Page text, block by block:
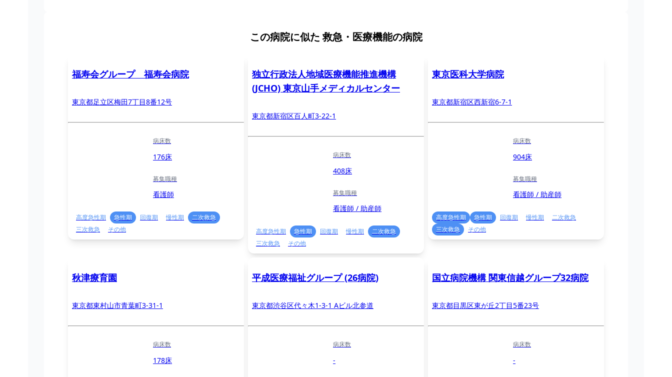
この病院に似た 救急・医療機能の病院
福寿会グループ 福寿会病院
東京都足立区梅田7丁目8番12号
病床数
176床
募集職種
看護師
高度急性期 急性期 回復期 慢性期
二次救急
三次救急
その他
独立行政法人地域医療機能推進機構
(JCHO) 東京山手メディカルセンター
東京都新宿区百人町3-22-1
病床数
408床
募集職種
看護師 / 助産師
高度急性期 急性期 回復期 慢性期
二次救急
三次救急
その他
東京医科大学病院
東京都新宿区西新宿6-7-1
病床数
904床
募集職種
看護師 / 助産師
高度急性期 急性期 回復期 慢性期
二次救急
三次救急
その他
秋津療育園
東京都東村山市青葉町3-31-1
病床数
178床
平成医療福祉グループ (26病院)
東京都渋谷区代々木1-3-1 Aビル北参道
病床数
-
国立病院機構 関東信越グループ32病院
東京都目黒区東が丘2丁目5番23号
病床数
-